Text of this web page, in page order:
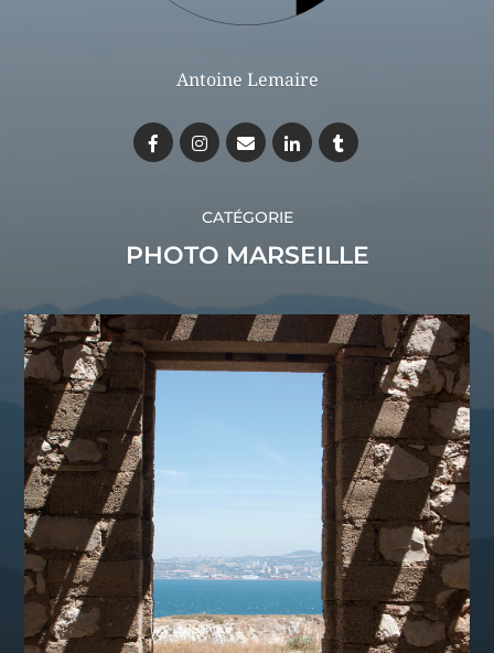
Antoine Lemaire
CATÉGORIE
PHOTO MARSEILLE